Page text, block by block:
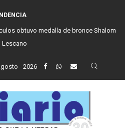
obtuvo medalla de bronce Shalom
Lescano
- 2026